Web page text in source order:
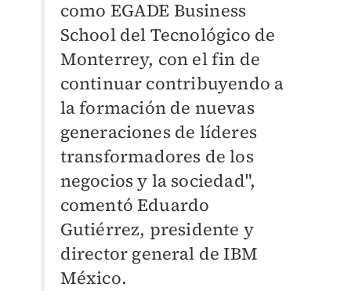
como EGADE Business
School del Tecnológico de
Monterrey, con el fin de
continuar contribuyendo a
la formación de nuevas
generaciones de líderes
transformadores de los
negocios y la sociedad",
comentó Eduardo
Gutiérrez, presidente y
director general de IBM
México.